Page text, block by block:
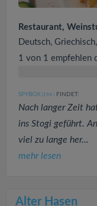
Restaurant,
Deutsch,
1 von 1 empfehlen
SPYBOX (194 ) FINDET:
Nach langer Zeit
ins Stogi geführt.
viel zu lange her...
mehr lesen
Alter Hasen